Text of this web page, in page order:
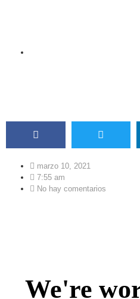
marzo 10, 2021
7:55 am
No hay comentarios